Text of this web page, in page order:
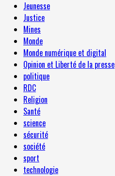
Jeunesse
Justice
Mines
Monde
Monde numérique et digital
Opinion et Liberté de la presse
politique
RDC
Religion
Santé
science
sécurité
société
sport
technologie